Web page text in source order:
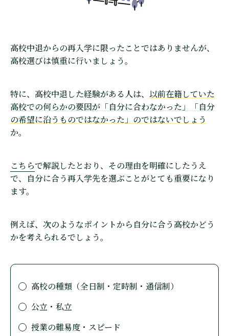
高校中退からの再入学に限ったことではありませんが、
高校選びは慎重に行いましょう。
特に、高校中退した経験がある人は、 以前在籍していた
高校での何らかの要因が「自分に合わなかった」「自分
の希望に沿うものではなかった」のではないでしょう
か。
こちらで解説したとおり、その理由を明確にしたうえ
で、自分に合う再入学先を選ぶことがとても重要になり
ます。
例えば、次のようなポイントから自分に合う高校かどう
かを考えられるでしょう。
高校の種類（全日制・定時制・通信制）
公立・私立
授業の難易度・スピード